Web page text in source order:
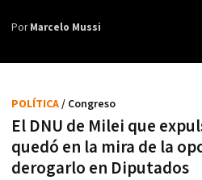
PorMarcelo Mussi
El DNU de Milei que
quedó en la mira de la
derogarlo en Diputados
POLÍTICA/ Congreso